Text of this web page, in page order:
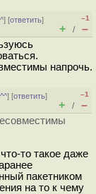
] [ответить]
–1
+ / –
напрочь.
] [ответить]
–1
+ / –
то такое даже
пакетником
на то к чему